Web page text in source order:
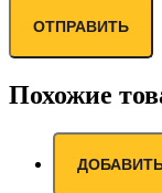
Похожие